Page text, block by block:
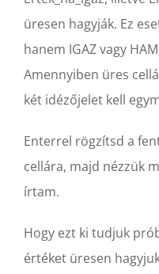
üresen hagyják. Ez
hanem IGAZ vagy
Amennyiben üres
két idézőjelet kell
Enterrel rögzítsd a
cellára, majd nézzük
írtam.
Hogy ezt ki tudjuk
értéket üresen